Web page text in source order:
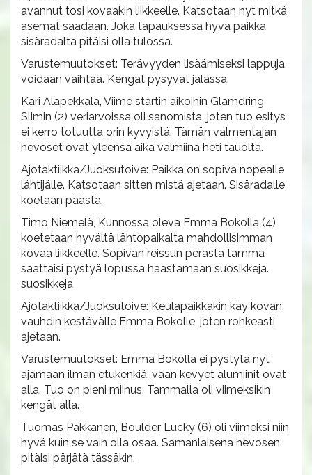
avannut tosi kovaakin liikkeelle. Katsotaan nyt mitkä
asemat saadaan. Joka tapauksessa hyvä paikka
sisäradalta pitäisi olla tulossa.
Varustemuutokset: Terävyyden lisäämiseksi lappuja
voidaan vaihtaa. Kengät pysyvät jalassa.
Kari Alapekkala, Viime startin aikoihin Glamdring
Slimin (2) veriarvoissa oli sanomista, joten tuo esitys
ei kerro totuutta orin kyvyistä. Tämän valmentajan
hevoset ovat yleensä aika valmiina heti tauolta.
Ajotaktiikka/Juoksutoive: Paikka on sopiva nopealle
lähtijälle. Katsotaan sitten mistä ajetaan. Sisäradalle
koetaan päästä.
Timo Niemelä, Kunnossa oleva Emma Bokolla (4)
koetetaan hyvältä lähtöpaikalta mahdollisimman
kovaa liikkeelle. Sopivan reissun perästä tamma
saattaisi pystyä lopussa haastamaan suosikkeja.
suosikkeja
Ajotaktiikka/Juoksutoive: Keulapaikkakin käy kovan
vauhdin kestävälle Emma Bokolle, joten rohkeasti
ajetaan.
Varustemuutokset: Emma Bokolla ei pystytä nyt
ajamaan ilman etukenkiä, vaan kevyet alumiinit ovat
alla. Tuo on pieni miinus. Tammalla oli viimeksikin
kengät alla.
Tuomas Pakkanen, Boulder Lucky (6) oli viimeksi niin
hyvä kuin se vain olla osaa. Samanlaisena hevosen
pitäisi pärjätä tässäkin.